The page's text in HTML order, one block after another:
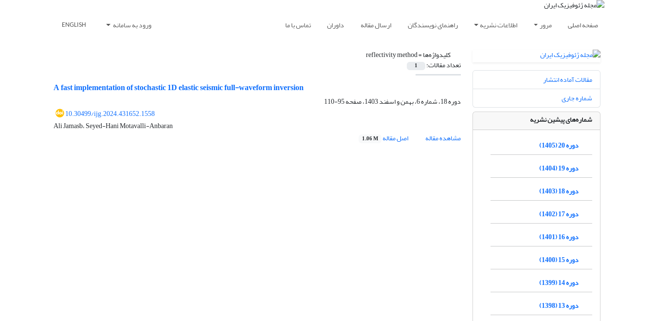
صفحه اصلی مرور اطلاعات نشریه راهنمای نویسندگان ارسال مقاله داوران تماس با ما ورود به سامانه ENGLISH
کلیدواژه‌ها =reflectivity method
تعداد مقالات: 1
A fast implementation of stochastic 1D elastic seismic full-waveform inversion
دوره 18، شماره 6، بهمن و اسفند 1403، صفحه
95-110
10.30499/ijg.2024.431652.1558
Ali Jamasb، Seyed-Hani Motavalli-Anbaran
مشاهده مقاله
اصل مقاله 1.06 M
مقالات آماده انتشار
شماره جاری
شماره‌های پیشین نشریه
دوره 20 (1405)
دوره 19 (1404)
دوره 18 (1403)
دوره 17 (1402)
دوره 16 (1401)
دوره 15 (1400)
دوره 14 (1399)
دوره 13 (1398)